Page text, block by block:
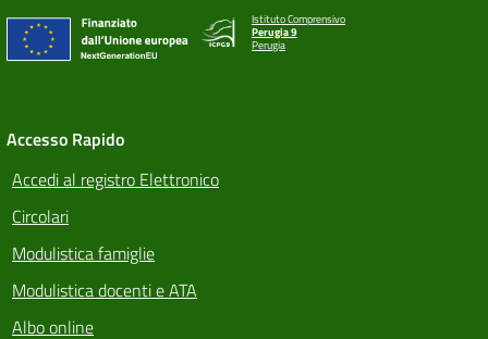
Istituto Comprensivo
Perugia 9
Perugia
Accesso Rapido
Accedi al registro Elettronico
Circolari
Modulistica famiglie
Modulistica docenti e ATA
Albo online